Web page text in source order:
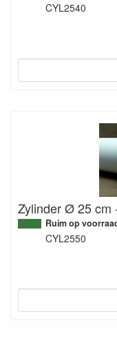
CYL2540
Zylinder Ø 25 cm
Ruim op
CYL2550